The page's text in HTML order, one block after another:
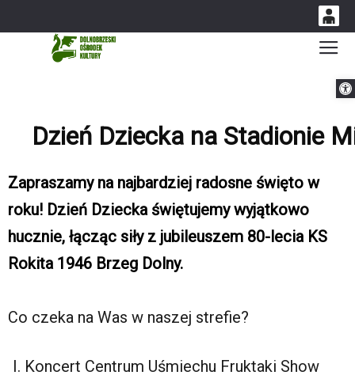
0,00
14 53
Dzień Dziecka na Stadionie
Zapraszamy na najbardziej radosne święto w
roku! Dzień Dziecka świętujemy wyjątkowo
hucznie, łącząc siły z jubileuszem 80-lecia KS
Rokita 1946 Brzeg Dolny.
Co czeka na Was w naszej strefie?
Koncert Centrum Uśmiechu Fruktaki Show